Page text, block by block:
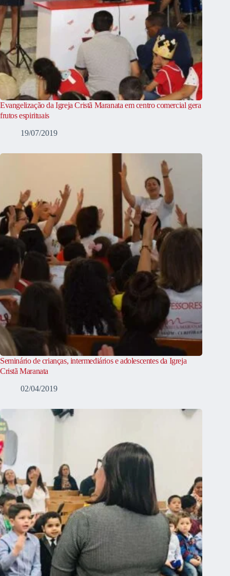
Evangelização da Igreja Cristã Maranata em centro comercial gera
frutos espirituais
19/07/2019
Seminário de crianças, intermediários e adolescentes da Igreja
Cristã Maranata
02/04/2019